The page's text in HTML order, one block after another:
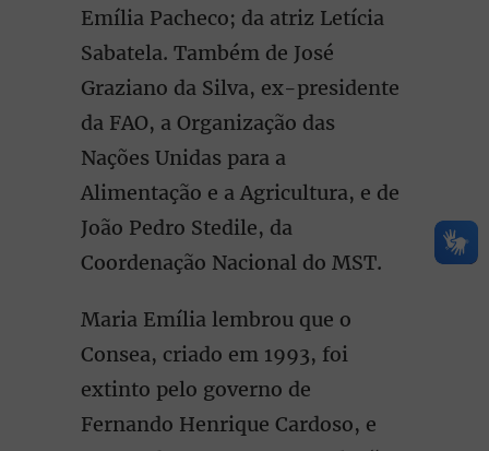
Emília Pacheco; da atriz Letícia
Sabatela. Também de José
Graziano da Silva, ex-presidente
da FAO, a Organização das
Nações Unidas para a
Alimentação e a Agricultura, e de
João Pedro Stedile, da
Coordenação Nacional do MST.
Maria Emília lembrou que o
Consea, criado em 1993, foi
extinto pelo governo de
Fernando Henrique Cardoso, e